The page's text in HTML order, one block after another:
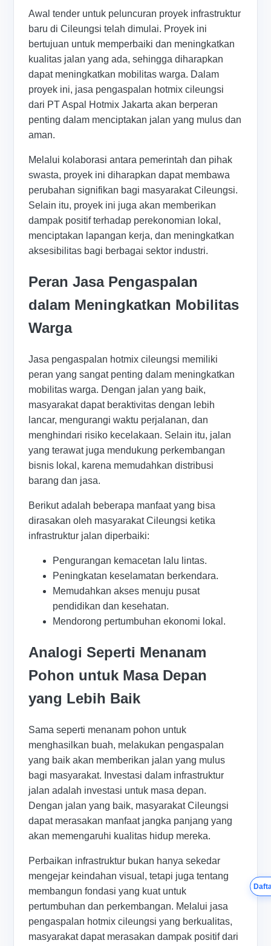
Awal tender untuk peluncuran proyek infrastruktur
baru di Cileungsi telah dimulai. Proyek ini
bertujuan untuk memperbaiki dan meningkatkan
kualitas jalan yang ada, sehingga diharapkan
dapat meningkatkan mobilitas warga. Dalam
proyek ini, jasa pengaspalan hotmix cileungsi
dari PT Aspal Hotmix Jakarta akan berperan
penting dalam menciptakan jalan yang mulus dan
aman.
Melalui kolaborasi antara pemerintah dan pihak
swasta, proyek ini diharapkan dapat membawa
perubahan signifikan bagi masyarakat Cileungsi.
Selain itu, proyek ini juga akan memberikan
dampak positif terhadap perekonomian lokal,
menciptakan lapangan kerja, dan meningkatkan
aksesibilitas bagi berbagai sektor industri.
Peran Jasa Pengaspalan
dalam Meningkatkan Mobilitas
Warga
Jasa pengaspalan hotmix cileungsi memiliki
peran yang sangat penting dalam meningkatkan
mobilitas warga. Dengan jalan yang baik,
masyarakat dapat beraktivitas dengan lebih
lancar, mengurangi waktu perjalanan, dan
menghindari risiko kecelakaan. Selain itu, jalan
yang terawat juga mendukung perkembangan
bisnis lokal, karena memudahkan distribusi
barang dan jasa.
Berikut adalah beberapa manfaat yang bisa
dirasakan oleh masyarakat Cileungsi ketika
infrastruktur jalan diperbaiki:
Pengurangan kemacetan lalu lintas.
Peningkatan keselamatan berkendara.
Memudahkan akses menuju pusat
pendidikan dan kesehatan.
Mendorong pertumbuhan ekonomi lokal.
Analogi Seperti Menanam
Pohon untuk Masa Depan
yang Lebih Baik
Sama seperti menanam pohon untuk
menghasilkan buah, melakukan pengaspalan
yang baik akan memberikan jalan yang mulus
bagi masyarakat. Investasi dalam infrastruktur
jalan adalah investasi untuk masa depan.
Dengan jalan yang baik, masyarakat Cileungsi
dapat merasakan manfaat jangka panjang yang
akan memengaruhi kualitas hidup mereka.
Perbaikan infrastruktur bukan hanya sekedar
mengejar keindahan visual, tetapi juga tentang
membangun fondasi yang kuat untuk
pertumbuhan dan perkembangan. Melalui jasa
pengaspalan hotmix cileungsi yang berkualitas,
masyarakat dapat merasakan dampak positif dari